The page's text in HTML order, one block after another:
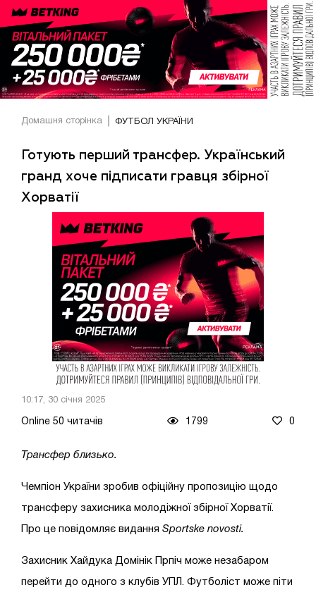
Домашня сторінка ФУТБОЛ УКРАЇНИ
Готують перший трансфер. Український
гранд хоче підписати гравця збірної
Хорватії
10:17, 30 січня 2025
Online 50 читачів 1799 0
Трансфер близько.
Чемпіон України зробив офіційну пропозицію щодо
трансферу захисника молодіжної збірної Хорватії.
Про це повідомляє видання Sportske novosti.
Захисник Хайдука Домінік Прпіч може незабаром
перейти до одного з клубів УПЛ. Футболіст може піти